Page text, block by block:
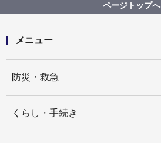
ページトップへ
メニュー
防災・救急
くらし・手続き